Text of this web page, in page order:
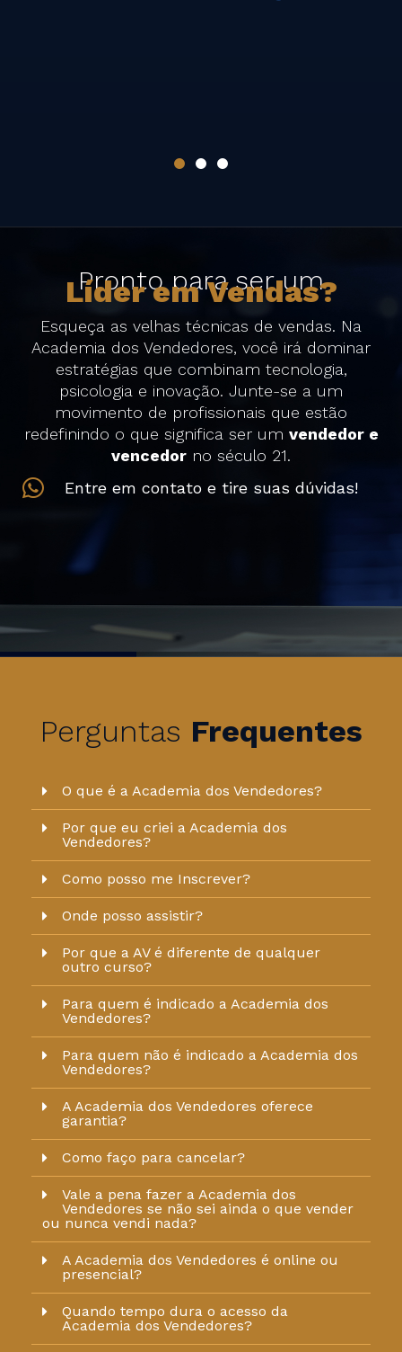
Pronto para ser um
Líder em Vendas?
Esqueça as velhas técnicas de vendas. Na
Academia dos Vendedores, você irá dominar
estratégias que combinam tecnologia,
psicologia e inovação. Junte-se a um
movimento de profissionais que estão
redefinindo o que significa ser um vendedor e
vencedor no século 21.
Entre em contato e tire suas dúvidas!
Perguntas Frequentes
O que é a Academia dos Vendedores?
Por que eu criei a Academia dos
Vendedores?
Como posso me Inscrever?
Onde posso assistir?
Por que a AV é diferente de qualquer
outro curso?
Para quem é indicado a Academia dos
Vendedores?
Para quem não é indicado a Academia dos
Vendedores?
A Academia dos Vendedores oferece
garantia?
Como faço para cancelar?
Vale a pena fazer a Academia dos
Vendedores se não sei ainda o que vender
ou nunca vendi nada?
A Academia dos Vendedores é online ou
presencial?
Quando tempo dura o acesso da
Academia dos Vendedores?